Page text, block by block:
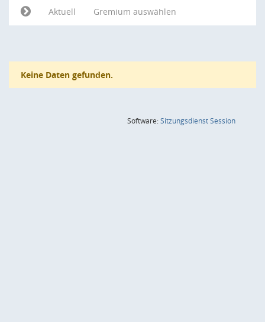
Aktuell
Gremium auswählen
Keine Daten gefunden.
Software:SitzungsdienstSession(Wird in